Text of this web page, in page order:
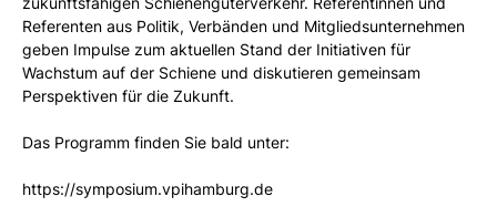
Referenten aus Politik, Verbänden und Mitgliedsunternehmen
geben Impulse zum aktuellen Stand der Initiativen für
Wachstum auf der Schiene und diskutieren gemeinsam
Perspektiven für die Zukunft.
Das Programm finden Sie bald unter:
https://symposium.vpihamburg.de